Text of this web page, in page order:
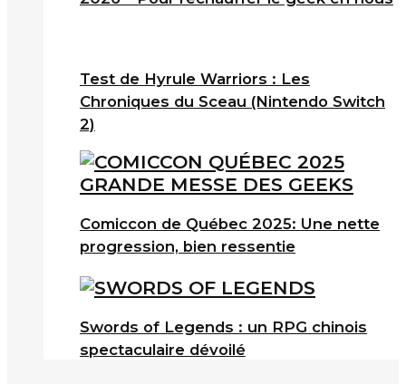
Test de Hyrule Warriors : Les
Chroniques du Sceau (Nintendo Switch
2)
Comiccon de Québec 2025: Une nette
progression, bien ressentie
Swords of Legends : un RPG chinois
spectaculaire dévoilé